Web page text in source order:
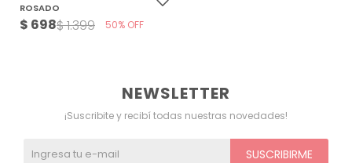
ROSADO
$ 698$1.399 50
NEWSLETTER
¡Suscribite y recibí todas nuestras novedades!
SUSCRIBIRME